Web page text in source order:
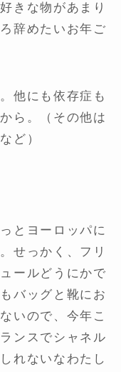
きな物があまり
辞めたいお年ご
他にも依存症も
ら。（その他は
ど）
とヨーロッパに
せっかく、フリ
ールどうにかで
バッグと靴にお
いので、今年こ
ンスでシャネル
れないなわたし